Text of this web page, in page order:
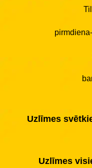
Uzlīmes
Uzlīmes